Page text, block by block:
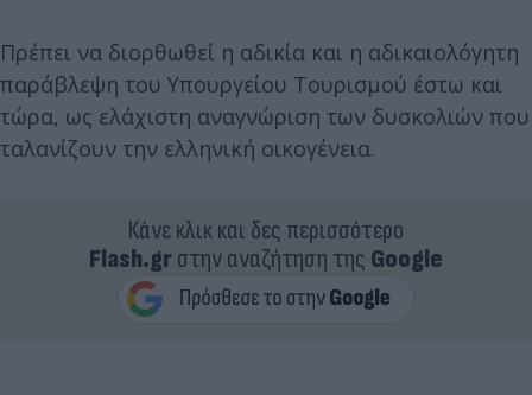
Πρέπει να διορθωθεί η αδικία και η αδικαιολόγητη
παράβλεψη του Υπουργείου Τουρισμού έστω και
τώρα, ως ελάχιστη αναγνώριση των δυσκολιών που
ταλανίζουν την ελληνική οικογένεια.
Κάνε κλικ και δες περισσότερο
Flash.grστην αναζήτηση της Google